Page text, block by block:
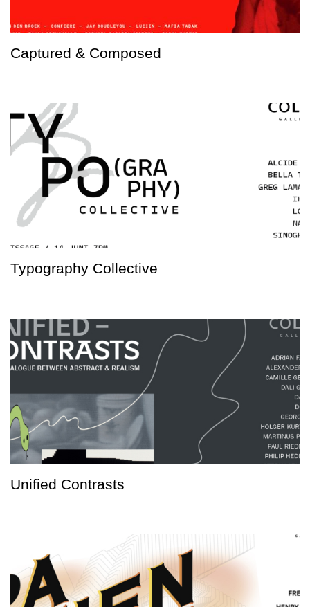
Captured & Composed
Typography Collective
Unified Contrasts